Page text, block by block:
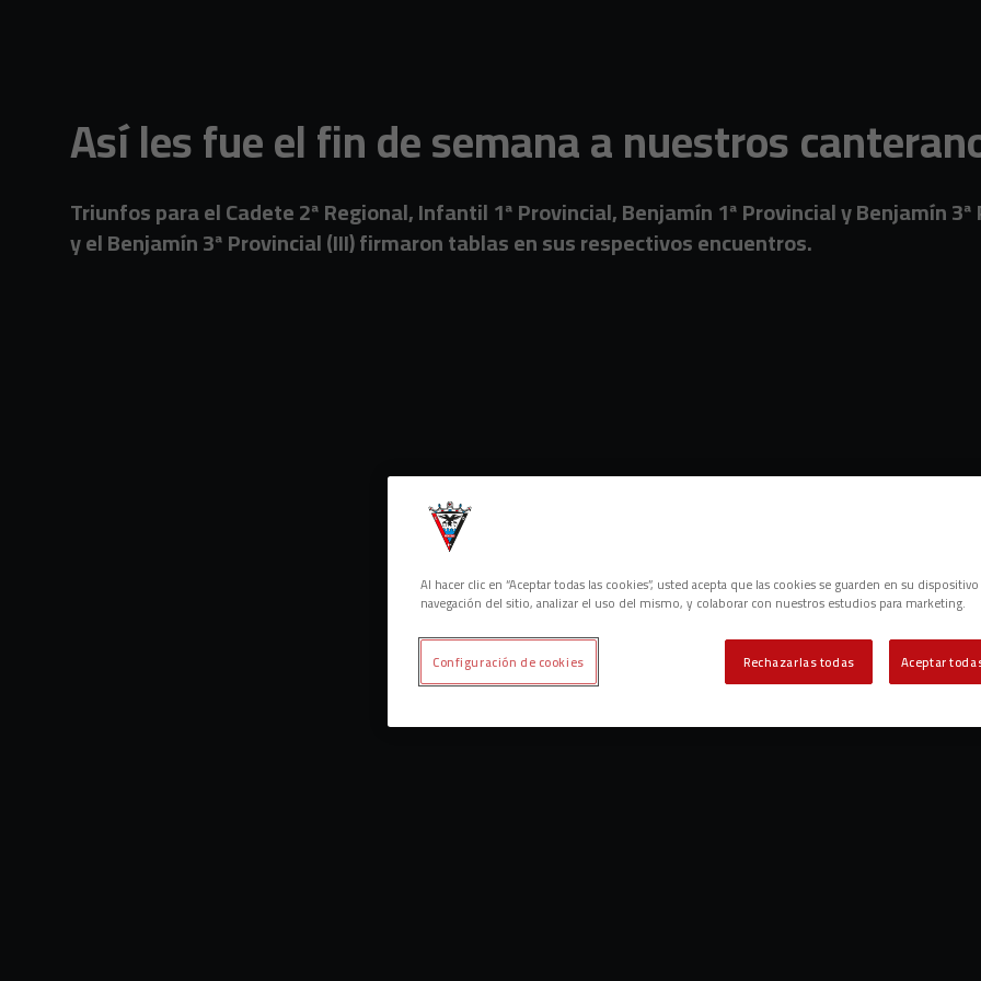
Así les fue el fin de semana a nuestros
Triunfos para el Cadete 2ª Regional, Infantil 1ª Provincial, Benjamín 1ª Provincial y Benjamín
y el Benjamín 3ª Provincial (III) firmaron tablas en sus respectivos encuentros.
Al hacer clic en “Aceptar todas las cookies”, usted acepta que las cookies se guarden en su
navegación del sitio, analizar el uso del mismo, y colaborar con nuestros estudios para marketing.
Rechazarlas todas Aceptar
Configuración de cookies